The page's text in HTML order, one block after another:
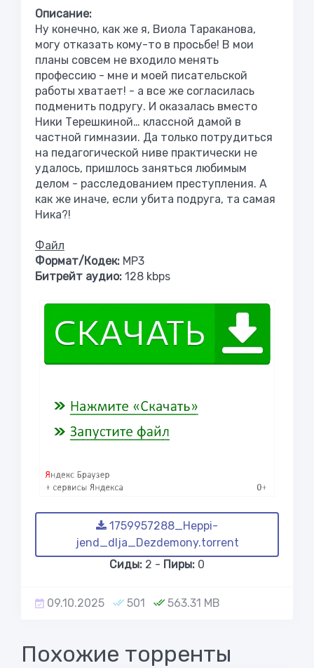
Описание:
Ну конечно, как же я, Виола Тараканова,
могу отказать кому-то в просьбе! В мои
планы совсем не входило менять
профессию - мне и моей писательской
работы хватает! - а все же согласилась
подменить подругу. И оказалась вместо
Ники Терешкиной… классной дамой в
частной гимназии. Да только потрудиться
на педагогической ниве практически не
удалось, пришлось заняться любимым
делом - расследованием преступления. А
как же иначе, если убита подруга, та самая
Ника?!
Файл
Формат/Кодек: МР3
Битрейт аудио: 128 kbps
1759957288_Heppi-
jend_dlja_Dezdemony.torrent
Сиды: 2 - Пиры: 0
09.10.2025 501 563.31 MB
Похожие торренты